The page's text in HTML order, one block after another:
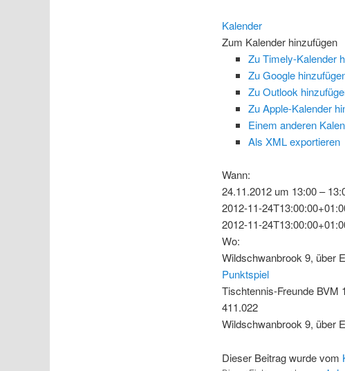
Kalender
Zum Kalender hinzufügen
Zu Timely-Kalender
Zu Google
Zu Outlook
Zu Apple-Kalender
Einem anderen
Als XML exportieren
Wann:
24.11.2012 um 13:00 –
2012-11-
2012-11-
Wo:
Wildschwanbrook 9, über
Punktspiel
Tischtennis-Freunde BVM
411.022
Wildschwanbrook 9, über
Dieser Beitrag wurde vom